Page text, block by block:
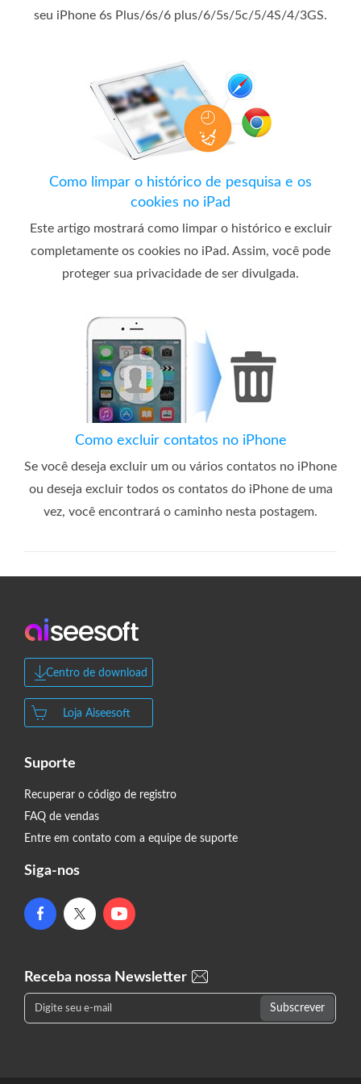
seu iPhone 6s Plus/6s/6 plus/6/5s/5c/5/4S/4/3GS.
Como limpar o histórico de pesquisa e os
cookies no iPad
Este artigo mostrará como limpar o histórico e excluir
completamente os cookies no iPad. Assim, você pode
proteger sua privacidade de ser divulgada.
Como excluir contatos no iPhone
Se você deseja excluir um ou vários contatos no iPhone
ou deseja excluir todos os contatos do iPhone de uma
vez, você encontrará o caminho nesta postagem.
Centro de download
Loja Aiseesoft
Suporte
Recuperar o código de registro
FAQ de vendas
Entre em contato com a equipe de suporte
Siga-nos
Receba nossa Newsletter